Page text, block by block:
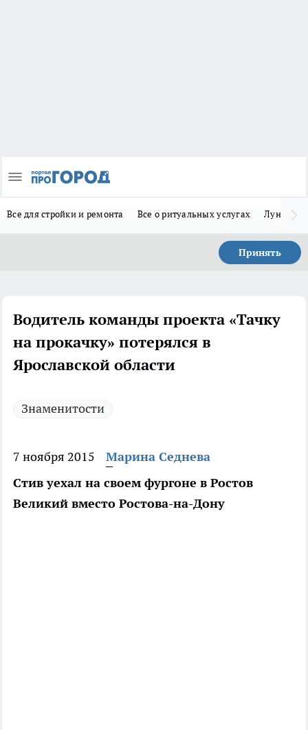
Все для стройки и ремонта Все о ритуальных услугах Лунно-
Принять
Водитель команды проекта «Тачку
на прокачку» потерялся в
Ярославской области
Знаменитости
7 ноября 2015
Марина Седнева
Стив уехал на своем фургоне в Ростов
Великий вместо Ростова-на-Дону